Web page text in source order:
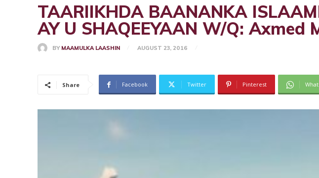
TAARIIKHDA BAANANKA
AY U SHAQEEYAAN W/Q: Axmed
BY MAAMULKA LAASHIN AUGUST 23, 2016
Share Facebook Twitter Pinterest